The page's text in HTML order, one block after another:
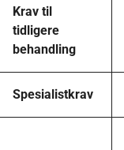
Krav til
tidligere
behandling
Spesialistkrav